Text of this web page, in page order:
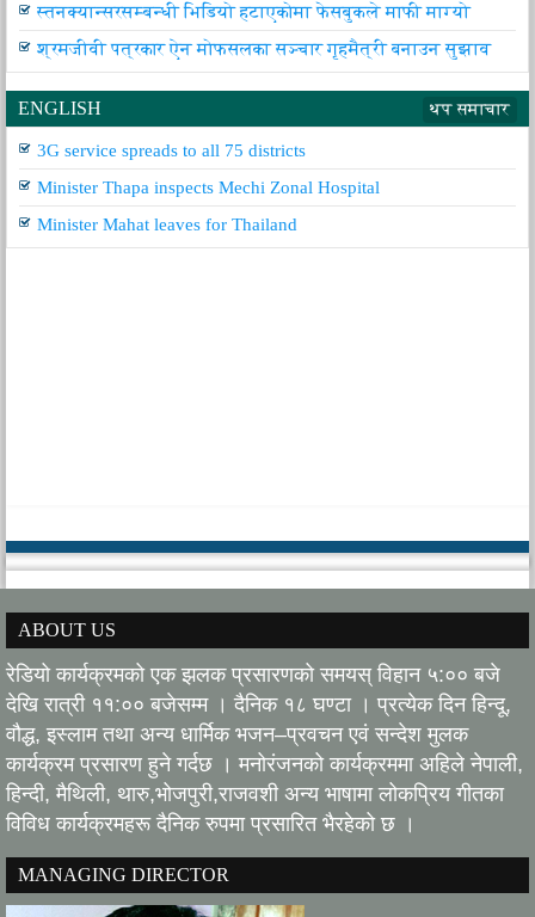
स्तनक्यान्सरसम्बन्धी भिडियो हटाएकोमा फेसबुकले माफी माग्यो
श्रमजीवी पत्रकार ऐन मोफसलका सञ्चार गृहमैत्री बनाउन सुझाव
ENGLISH थप समाचार
3G service spreads to all 75 districts
Minister Thapa inspects Mechi Zonal Hospital
Minister Mahat leaves for Thailand
ABOUT US
रेडियो कार्यक्रमको एक झलक प्रसारणको समयस् विहान ५:०० बजे
देखि रात्री ११:०० बजेसम्म । दैनिक १८ घण्टा । प्रत्येक दिन हिन्दू,
वौद्ध, इस्लाम तथा अन्य धार्मिक भजन–प्रवचन एवं सन्देश मुलक
कार्यक्रम प्रसारण हुने गर्दछ । मनोरंजनको कार्यक्रममा अहिले नेपाली,
हिन्दी, मैथिली, थारु,भोजपुरी,राजवशी अन्य भाषामा लोकप्रिय गीतका
विविध कार्यक्रमहरू दैनिक रुपमा प्रसारित भैरहेको छ ।
MANAGING DIRECTOR